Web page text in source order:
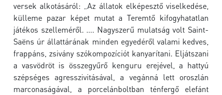
versek alkotásáról: „Az állatok elképesztő viselkedése,
külleme pazar képet mutat a Teremtő kifogyhatatlan
játékos szelleméről. …. Nagyszerű mulatság volt Saint-
Saëns úr állattárának minden egyedéről valami kedves,
frappáns, zsivány szókompozíciót kanyarítani. Eljátszani
a vasvödröt is összegyűrő kenguru erejével, a hattyú
szépséges agresszivitásával, a vegánná lett oroszlán
marconaságával, a porcelánboltban ténfergő elefánt